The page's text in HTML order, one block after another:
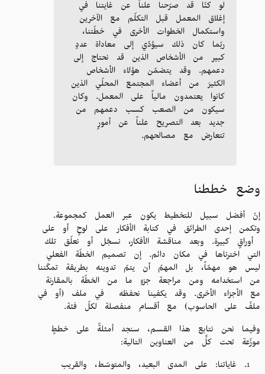
لو كنّا قد صرّحنا علناً عن غايتنا في
إغلاق المعمل قبل التكلّم مع الآخرين
واستكمال الخطوات الأخرى في خطّتنا،
ربّما كان ذلك سيؤدّي إلى معاداة عددٍ
كبير من الأشخاص الذين قد نحتاج إلى
دعمهم. وقد يتضمّن هؤلاء الأشخاص
الكثيرَ من أعضاء المجتمع المحلّي الذين
كانوا يعتمدون مالياً على المعمل. وكان
سيكون من الصعب كسب دعمهم من
جديد بعد التصريح علناً عن أمورٍ
تتعارض مع مصالحهم.
وضع خططنا
إنّ أفضل سبيل للتخطيط يكون عبر العمل كمجموعة.
وتكمن إحدى الطرائق في كتابة الأفكار على لوحٍ أو على
أوراقٍ كبيرة. وبعد مناقشة الأفكار، نسجّل أو نعلّق تلك
التي اخترناها في مكان دائم. إن تصميم الخطّة الفعلي
ليس هو مهمّاً، بل المهمّ أن يتمّ تدوينه بطريقة تمكّننا
من استخدامه ومن مراجعة جزءٍ ما من الخطّة بالمقارنة
مع الأجزاء الأخرى. وقد يكفينا نحفظه في ملف (أو في
ملفّ على الحاسوب) مع أقسام منفصلة لكلّ فئة.
وفيما نحن نتابع هذا القسم، سنجد أمثلةً على خططٍ
موزّعة تحت كلٍّ من العناوين التالية:
غاياتنا: على المدى البعيد، والمتوسّط، والقريب